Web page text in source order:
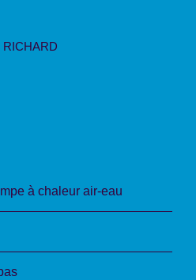
RICHARD
à chaleur air-eau